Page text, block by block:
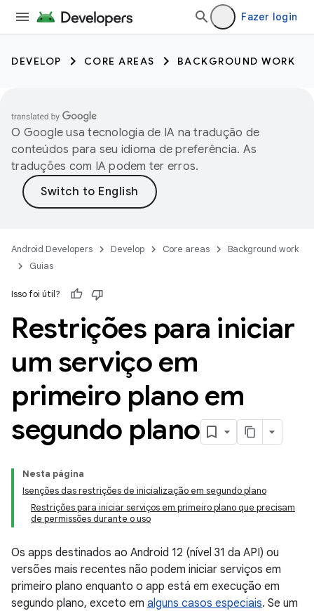
Fazer login
DEVELOP CORE AREAS BACKGROUND WORK
O Google usa tecnologia de IA na tradução de
conteúdos para seu idioma de preferência. As
traduções com IA podem ter erros.
Android Developers Develop Core areas
Background work
Guias
Isso foi útil?
Restrições para iniciar
um serviço em
primeiro plano em
segundo plano
Nesta página
Isenções das restrições de inicialização em segundo plano
Restrições para iniciar serviços em primeiro plano que precisam
de permissões durante o uso
Os apps destinados ao Android 12 (nível 31 da API) ou
versões mais recentes não podem iniciar serviços em
primeiro plano enquanto o app está em execução em
segundo plano, exceto em alguns casos especiais. Se um